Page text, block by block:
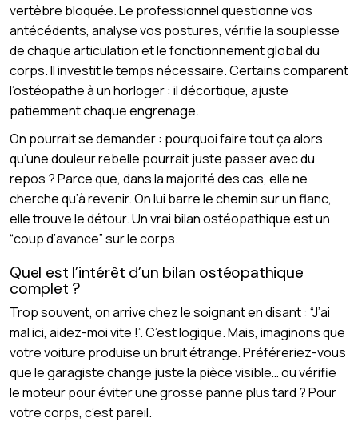
vertèbre bloquée. Le professionnel questionne vos
antécédents, analyse vos postures, vérifie la souplesse
de chaque articulation et le fonctionnement global du
corps. Il investit le temps nécessaire. Certains comparent
l’ostéopathe à un horloger : il décortique, ajuste
patiemment chaque engrenage.
On pourrait se demander : pourquoi faire tout ça alors
qu’une douleur rebelle pourrait juste passer avec du
repos ? Parce que, dans la majorité des cas, elle ne
cherche qu’à revenir. On lui barre le chemin sur un flanc,
elle trouve le détour. Un vrai bilan ostéopathique est un
“coup d’avance” sur le corps.
Quel est l’intérêt d’un bilan ostéopathique
complet ?
Trop souvent, on arrive chez le soignant en disant : “J’ai
mal ici, aidez-moi vite !”. C’est logique. Mais, imaginons que
votre voiture produise un bruit étrange. Préféreriez-vous
que le garagiste change juste la pièce visible… ou vérifie
le moteur pour éviter une grosse panne plus tard ? Pour
votre corps, c’est pareil.